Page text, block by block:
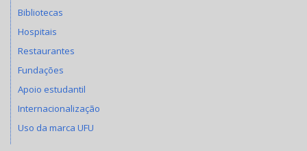
Bibliotecas
Hospitais
Restaurantes
Fundações
Apoio estudantil
Internacionalização
Uso da marca UFU